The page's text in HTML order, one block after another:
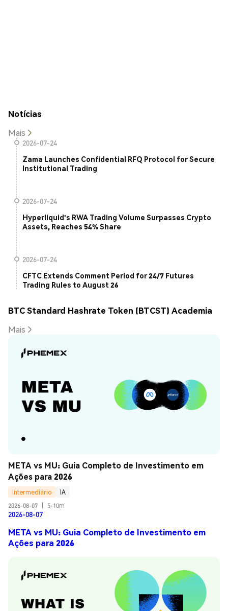
Notícias
Mais
2026-07-24
Zama Launches Confidential RFQ Protocol for Secure
Institutional Trading
2026-07-24
Hyperliquid's RWA Trading Volume Surpasses Crypto
Assets, Reaches 54% Share
2026-07-24
CFTC Extends Comment Period for 24/7 Futures
Trading Rules to August 26
BTC Standard Hashrate Token (BTCST) Academia
Mais
META vs MU: Guia Completo de Investimento em
Ações para 2026
Intermediário
IA
2026-08-07
5-10m
2026-08-07
META vs MU: Guia Completo de Investimento em
Ações para 2026